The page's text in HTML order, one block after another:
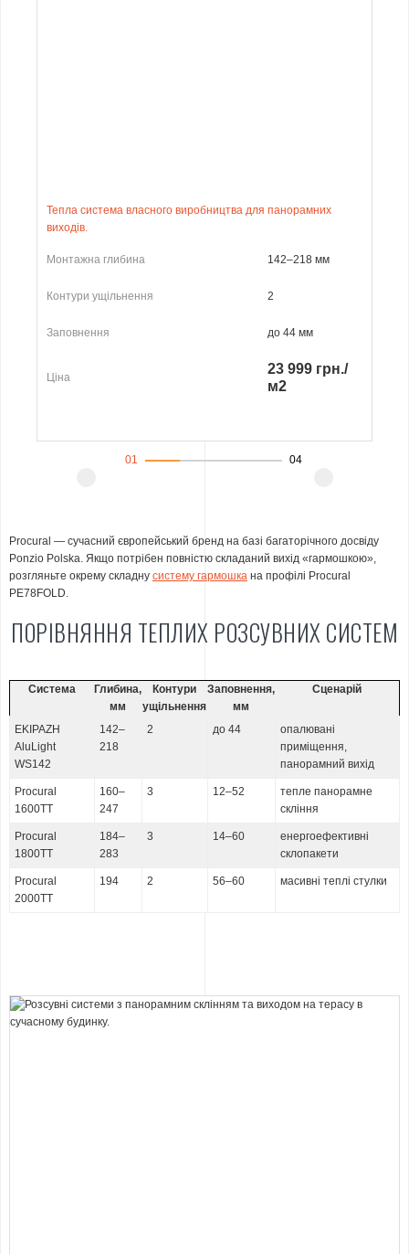
Тепла система власного виробництва для панорамних
виходів.
Монтажна глибина 142–218 мм
Контури ущільнення 2
Заповнення до 44 мм
Ціна
23 999 грн./
м2
01 04
Procural — сучасний європейський бренд на базі багаторічного досвіду
Ponzio Polska. Якщо потрібен повністю складаний вихід «гармошкою»,
розгляньте окрему складну систему гармошка на профілі Procural
PE78FOLD.
ПОРІВНЯННЯ ТЕПЛИХ РОЗСУВНИХ СИСТЕМ
Система
Глибина,
мм
Контури
ущільнення
Заповнення,
мм
Сценарій
EKIPAZH
AluLight
WS142
142–
218
2 до 44
опалювані
приміщення,
панорамний вихід
Procural
1600ТТ
160–
247
3 12–52
тепле панорамне
скління
Procural
1800ТТ
184–
283
3 14–60
енергоефективні
склопакети
Procural
2000ТТ
194 2 56–60 масивні теплі стулки